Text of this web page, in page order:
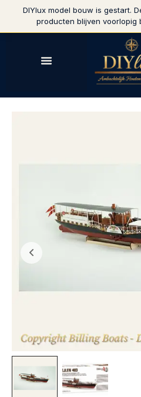
DIYlux model bouw is gestart.
producten blijven voorlopig